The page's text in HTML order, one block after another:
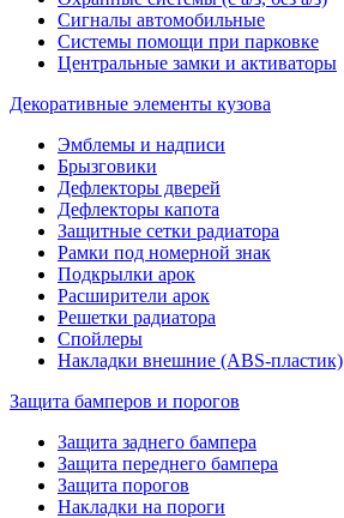
Сигналы автомобильные
Системы помощи при парковке
Центральные замки и активаторы
Декоративные элементы кузова
Эмблемы и надписи
Брызговики
Дефлекторы дверей
Дефлекторы капота
Защитные сетки радиатора
Рамки под номерной знак
Подкрылки арок
Расширители арок
Решетки радиатора
Спойлеры
Накладки внешние (ABS-пластик)
Защита бамперов и порогов
Защита заднего бампера
Защита переднего бампера
Защита порогов
Накладки на пороги